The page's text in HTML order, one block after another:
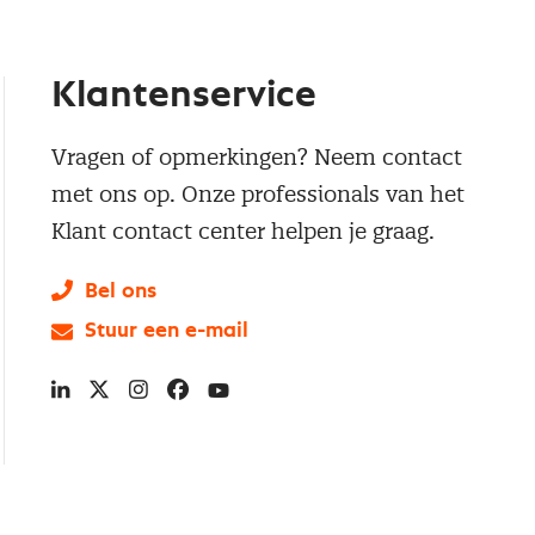
Klantenservice
Vragen of opmerkingen? Neem contact
met ons op. Onze professionals van het
Klant contact center helpen je graag.
Bel ons
Stuur een e-mail
LinkedIn
X Instagram
Facebook
YouTube